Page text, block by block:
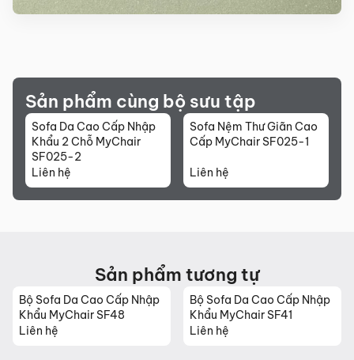
Sản phẩm cùng bộ sưu tập
Sofa Da Cao Cấp Nhập
Khẩu 2 Chỗ MyChair
SF025-2
Liên hệ
Sofa Nệm Thư Giãn Cao
Cấp MyChair SF025-1
Liên hệ
Sản phẩm tương tự
Bộ Sofa Da Cao Cấp Nhập
Khẩu MyChair SF48
Liên hệ
Bộ Sofa Da Cao Cấp Nhập
Khẩu MyChair SF41
Liên hệ